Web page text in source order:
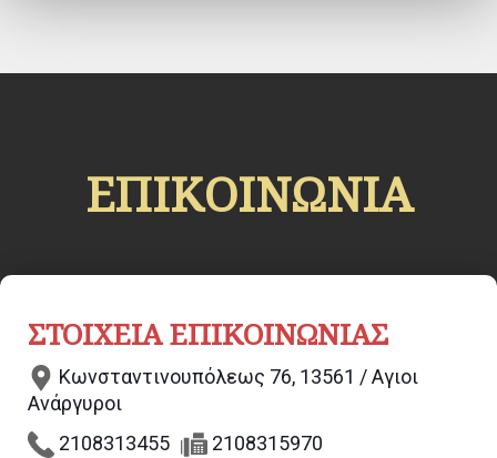
ΕΠΙΚΟΙΝΩΝΙΑ
ΣΤΟΙΧΕΙΑ ΕΠΙΚΟΙΝΩΝΙΑΣ
Κωνσταντινουπόλεως 76, 13561 / Αγιοι
Ανάργυροι
2108313455
2108315970